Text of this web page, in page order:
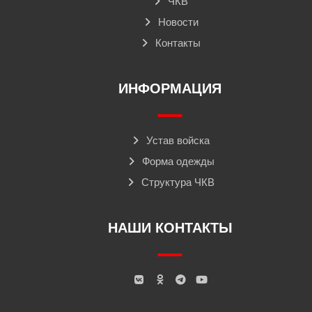
Новости
Контакты
ИНФОРМАЦИЯ
Устав войска
Форма одежды
Структура ЧКВ
НАШИ КОНТАКТЫ